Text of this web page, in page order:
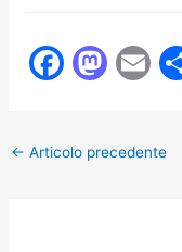
F
e
M
o
E
l
← Articolo precedente